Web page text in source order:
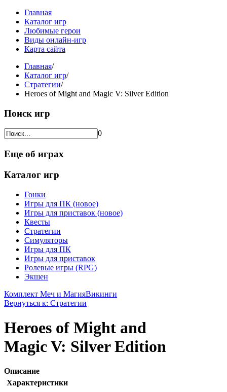
Главная
Каталог игр
Любимые герои
Виды онлайн-игр
Карта сайта
Главная/
Каталог игр/
Стратегии/
Heroes of Might and Magic V: Silver Edition
Поиск игр
0
Еще об играх
Каталог игр
Гонки
Игры для ПК (новое)
Игры для приставок (новое)
Квесты
Стратегии
Симуляторы
Игры для ПК
Игры для приставок
Ролевые игры (RPG)
Экшен
Комплект Меч и МагияВикинги
Вернуться к: Стратегии
Heroes of Might and
Magic V: Silver Edition
Описание
Характеристики